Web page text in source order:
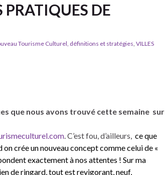
DE
Tourisme Culturel, définitions et stratégies, VILLES
que nous avons trouvé cette semaine sur
. C’est fou, d’ailleurs, ce que
crée un nouveau concept comme celui de «
exactement à nos attentes ! Sur ma
de ringard, tout est revigorant, neuf,